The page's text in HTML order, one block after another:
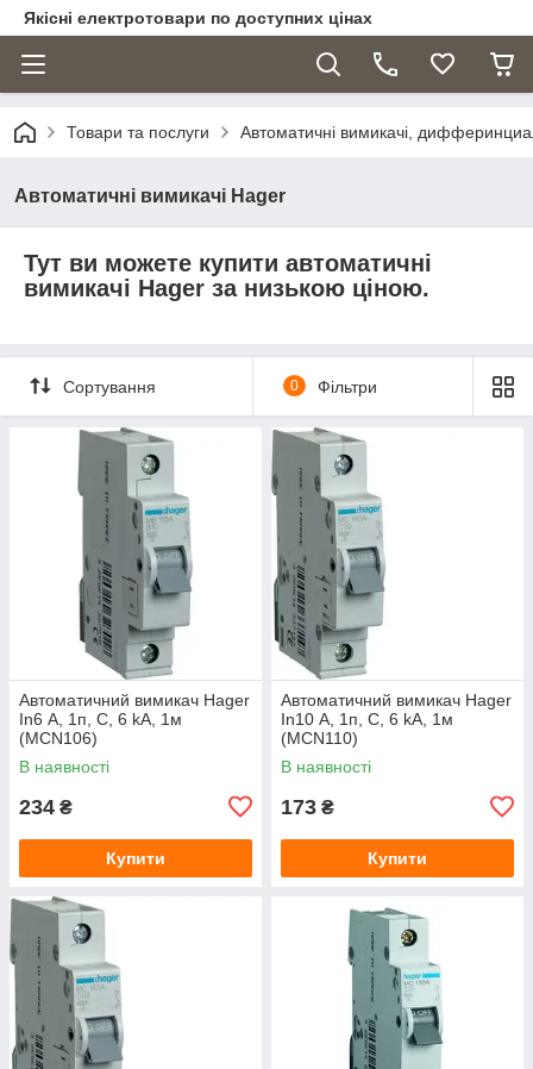
Якісні електротовари по доступних цінах
Товари та послуги Автоматичні вимикачі,
Автоматичні вимикачі Hager
Тут ви можете купити автоматичні
вимикачі Hager за низькою ціною.
Сортування 0 Фільтри
Автоматичний вимикач Hager
In6 А, 1п, С, 6 kA, 1м
(MСN106)
В наявності
234 ₴
Купити
Автоматичний вимикач Hager
In10 А, 1п, С, 6 kA, 1м
(МСN110)
В наявності
173 ₴
Купити